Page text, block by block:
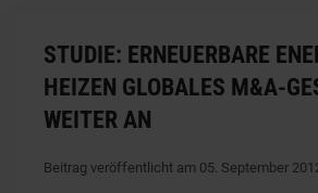
STUDIE: ERNEUERBARE
HEIZEN GLOBALES M&A-
WEITER AN
Beitrag veröffentlicht am 05. September